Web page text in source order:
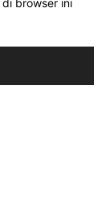
browser ini